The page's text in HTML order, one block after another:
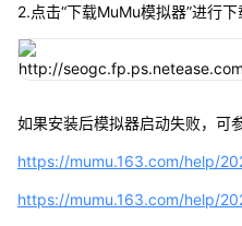
2.点击“下载MuMu模拟器”进行下
如果安装后模拟器启动失败，可
https://mumu.163.com/help/
https://mumu.163.com/help/